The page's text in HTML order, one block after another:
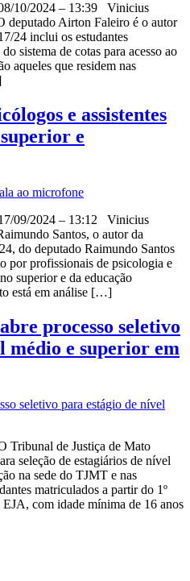
10/2024 – 13:39 Vinicius
deputado Airton Faleiro é o autor
24 inclui os estudantes
sistema de cotas para acesso ao
aqueles que residem nas
e assistentes
e
09/2024 – 13:12 Vinicius
Santos, o autor da
do deputado Raimundo Santos
por profissionais de psicologia e
superior e da educação
está em análise […]
processo seletivo
médio e superior em
Tribunal de Justiça de Mato
seleção de estagiários de nível
na sede do TJMT e nas
matriculados a partir do 1º
com idade mínima de 16 anos